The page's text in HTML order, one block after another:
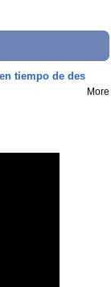
tiempo de des
More